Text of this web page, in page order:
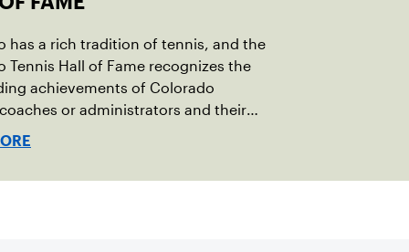
has a rich tradition of tennis, and the
Tennis Hall of Fame recognizes the
achievements of Colorado
or administrators and their
to the sport.